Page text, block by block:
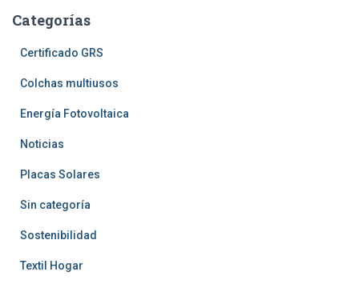
Categorías
Certificado GRS
Colchas multiusos
Energía Fotovoltaica
Noticias
Placas Solares
Sin categoría
Sostenibilidad
Textil Hogar